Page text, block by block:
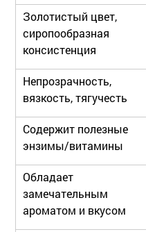
Золотистый цвет,
сиропообразная
консистенция
Непрозрачность,
вязкость, тягучесть
Содержит полезные
энзимы/витамины
Обладает
замечательным
ароматом и вкусом